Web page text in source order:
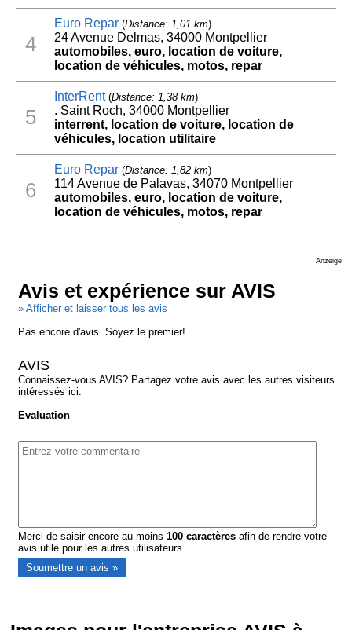
4
Euro Repar(Distance: 1,01 km)
24 Avenue Delmas, 34000 Montpellier
automobiles, euro, location de voiture,
location de véhicules, motos, repar
5
InterRent(Distance: 1,38 km)
. Saint Roch, 34000 Montpellier
interrent, location de voiture, location de
véhicules, location utilitaire
6
Euro Repar(Distance: 1,82 km)
114 Avenue de Palavas, 34070 Montpellier
automobiles, euro, location de voiture,
location de véhicules, motos, repar
Anzeige
Avis et expérience sur AVIS
» Afficher et laisser tous les avis
Pas encore d'avis. Soyez le premier!
AVIS
Connaissez-vous AVIS? Partagez votre avis avec les autres visiteurs
intéressés ici.
Evaluation
Merci de saisir encore au moins100 caractères afin de rendre votre
avis utile pour les autres utilisateurs.